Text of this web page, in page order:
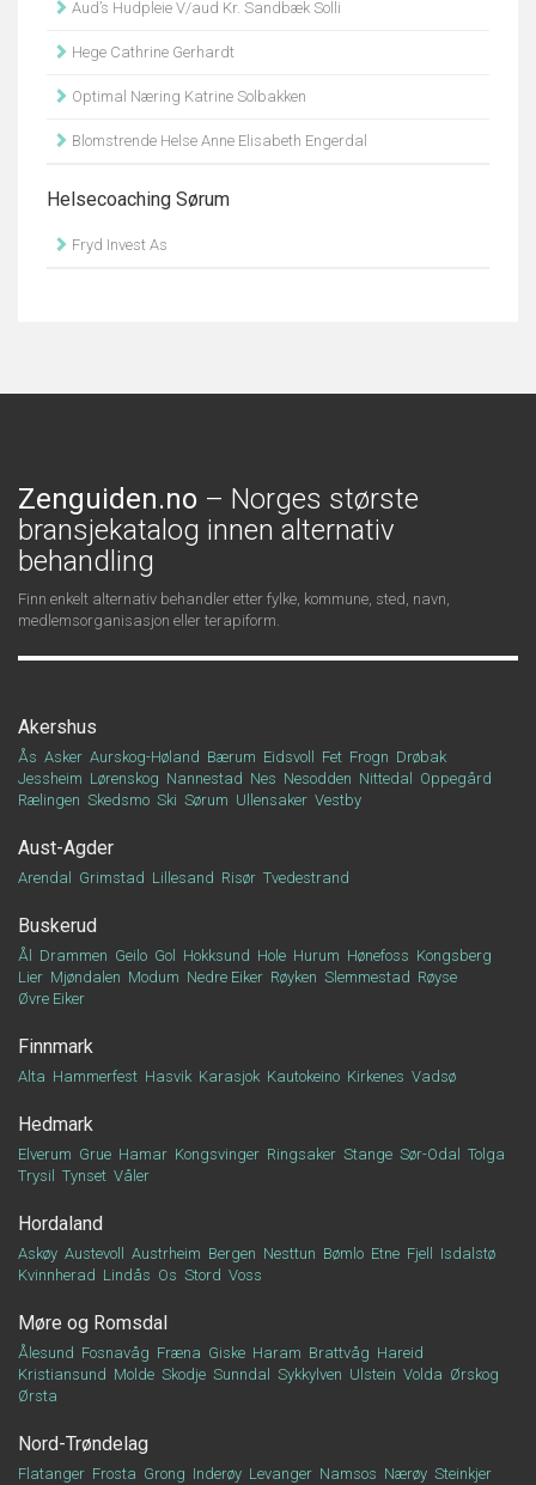
Aud’s Hudpleie V/aud Kr. Sandbæk Solli
Hege Cathrine Gerhardt
Optimal Næring Katrine Solbakken
Blomstrende Helse Anne Elisabeth Engerdal
Helsecoaching Sørum
Fryd Invest As
Zenguiden.no – Norges største
bransjekatalog innen alternativ
behandling
Finn enkelt alternativ behandler etter fylke, kommune, sted, navn,
medlemsorganisasjon eller terapiform.
Akershus
Ås Asker Aurskog-Høland Bærum Eidsvoll Fet Frogn Drøbak
Jessheim Lørenskog Nannestad Nes Nesodden Nittedal
Oppegård
Rælingen Skedsmo Ski Sørum Ullensaker Vestby
Aust-Agder
Arendal Grimstad Lillesand Risør Tvedestrand
Buskerud
Ål Drammen Geilo Gol Hokksund Hole Hurum Hønefoss Kongsberg
Lier Mjøndalen Modum Nedre Eiker Røyken Slemmestad Røyse
Øvre Eiker
Finnmark
Alta Hammerfest Hasvik Karasjok Kautokeino Kirkenes Vadsø
Hedmark
Elverum Grue Hamar Kongsvinger Ringsaker Stange Sør-Odal
Tolga
Trysil
Tynset Våler
Hordaland
Askøy Austevoll Austrheim Bergen Nesttun Bømlo Etne Fjell
Isdalstø
Kvinnherad Lindås Os Stord Voss
Møre og Romsdal
Ålesund Fosnavåg Fræna Giske Haram Brattvåg Hareid
Kristiansund Molde Skodje Sunndal Sykkylven Ulstein Volda Ørskog
Ørsta
Nord-Trøndelag
Flatanger Frosta Grong Inderøy Levanger Namsos Nærøy Steinkjer